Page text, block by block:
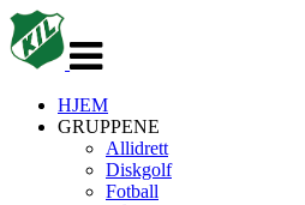
navigasjon
HJEM
GRUPPENE
Allidrett
Diskgolf
Fotball